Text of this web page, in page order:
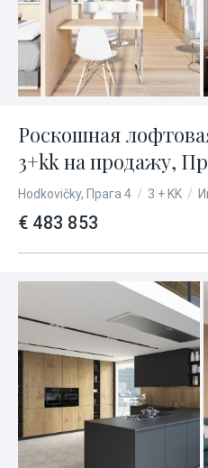
Роскошная
3+kk на продажу,
Hodkovičky, Прага 4 / 3 + KK /
€ 483 853